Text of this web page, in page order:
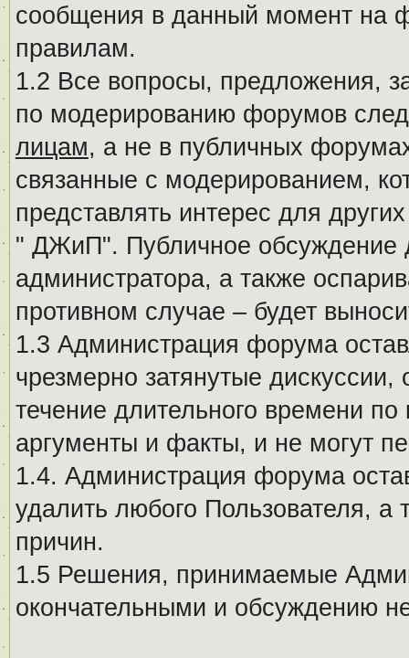
сообщения в данный момент на
правилам.
1.2 Все вопросы, предложения,
по модерированию форумов
лицам, а не в публичных
связанные с модерированием,
представлять интерес для
" ДЖиП". Публичное обсуждение
администратора, а также
противном случае – будет
1.3 Администрация форума
чрезмерно затянутые
течение длительного времени
аргументы и факты, и не могут
1.4. Администрация форума
удалить любого Пользователя, а
причин.
1.5 Решения, принимаемые
окончательными и обсуждению